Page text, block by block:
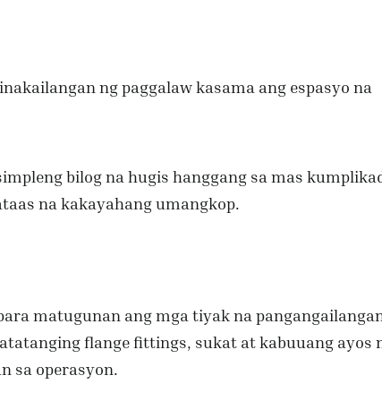
ng paggalaw kasama ang espasyo na
bilog na hugis hanggang sa mas
na kakayahang umangkop.
matugunan ang mga tiyak na
flange fittings, sukat at kabuuang ayos
sa operasyon.